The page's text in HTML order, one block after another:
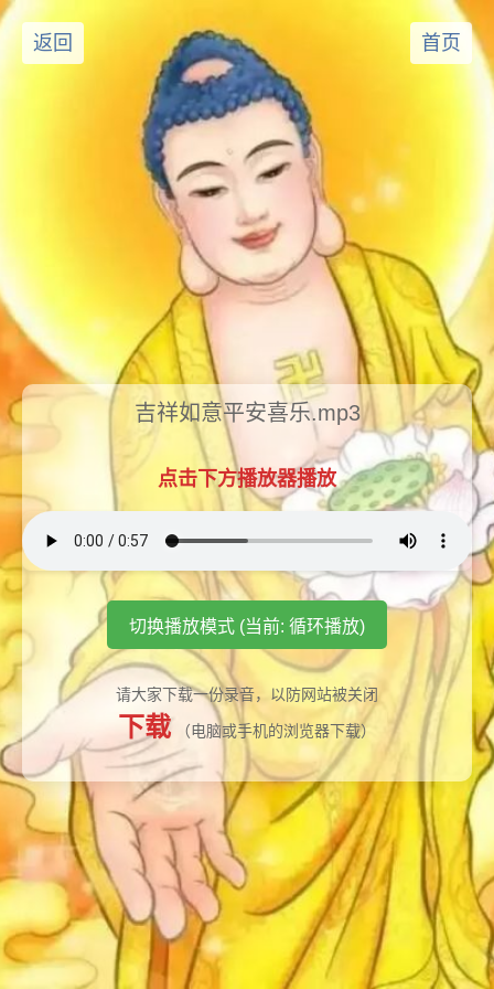
返回 首页
吉祥如意平安喜乐.mp3
点击下方播放器播放
切换播放模式 (当前: 循环播放)
请大家下载一份录音，以防网站被关闭
下载 （电脑或手机的浏览器下载）